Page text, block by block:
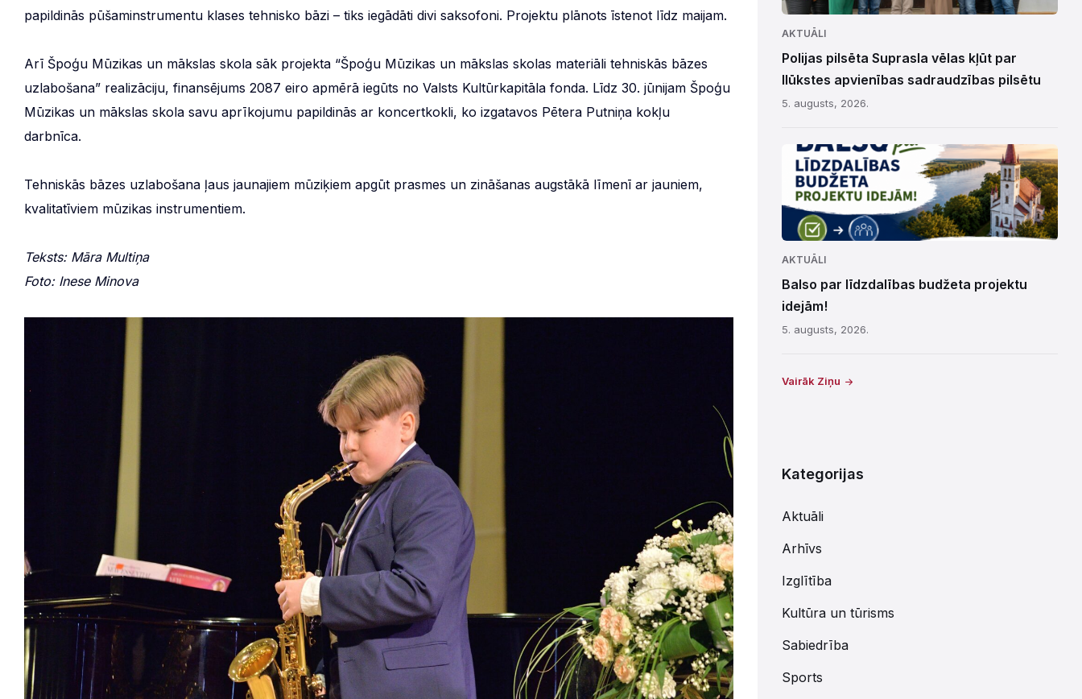
papildinās pūšaminstrumentu klases tehnisko bāzi – tiks iegādāti divi saksofoni. Projektu plānots īstenot līdz maijam.
Arī Špoģu Mūzikas un mākslas skola sāk projekta “Špoģu Mūzikas un mākslas skolas materiāli tehniskās bāzes
uzlabošana” realizāciju, finansējums 2087 eiro apmērā iegūts no Valsts Kultūrkapitāla fonda. Līdz 30. jūnijam Špoģu
Mūzikas un mākslas skola savu aprīkojumu papildinās ar koncertkokli, ko izgatavos Pētera Putniņa kokļu
darbnīca.
Tehniskās bāzes uzlabošana ļaus jaunajiem mūziķiem apgūt prasmes un zināšanas augstākā līmenī ar jauniem,
kvalitatīviem mūzikas instrumentiem.
Teksts: Māra Multiņa
Foto: Inese Minova
AKTUĀLI
Polijas pilsēta Suprasla vēlas kļūt par
Ilūkstes apvienības sadraudzības pilsētu
5. augusts, 2026.
AKTUĀLI
Balso par līdzdalības budžeta projektu
idejām!
5. augusts, 2026.
Vairāk Ziņu
Kategorijas
Aktuāli
Arhīvs
Izglītība
Kultūra un tūrisms
Sabiedrība
Sports